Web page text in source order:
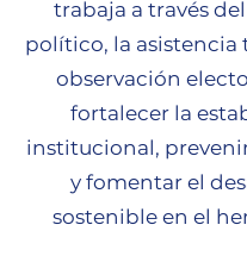
trabaja a través
político, la asistencia
observación
fortalecer la
institucional,
y fomentar el
sostenible en el